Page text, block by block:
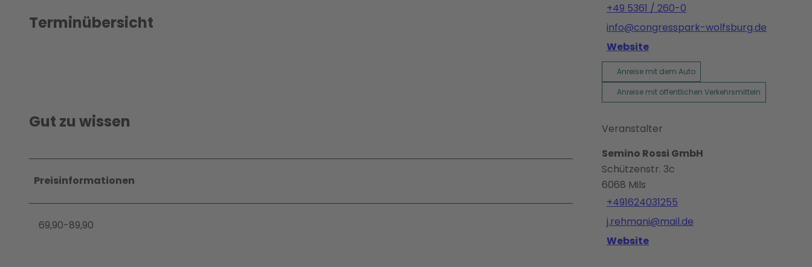
Terminübersicht
Gut zu wissen
Preisinformationen
69,90-89,90
+49 5361 / 260-0
info@congresspark-wolfsburg.de
Website
Anreise mit dem Auto
Anreise mit öffentlichen Verkehrsmitteln
Veranstalter
Semino Rossi GmbH
Schützenstr. 3c
6068 Mils
+491624031255
j.rehmani@mail.de
Website